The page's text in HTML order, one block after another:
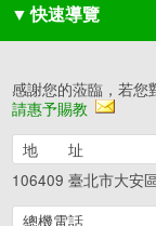
▼ 快速導覽
感謝您的蒞臨，若您
請惠予賜教
地 址
106409 臺北市大安
總機電話